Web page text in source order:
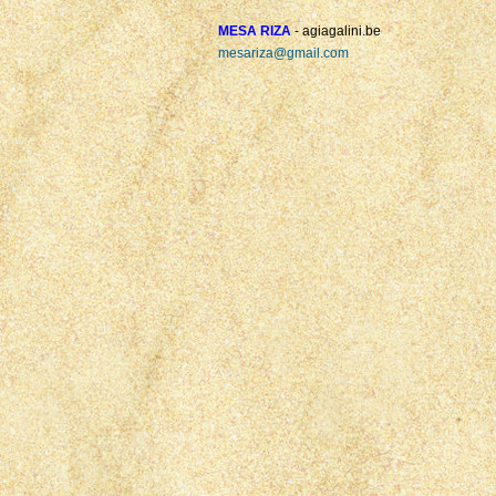
MESA RIZA- agiagalini.be
mesariza@gmail.com